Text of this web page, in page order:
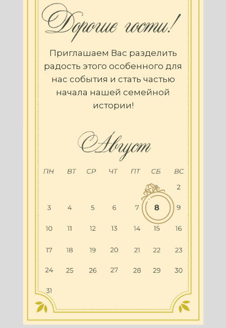
Приглашаем Вас разделить
радость этого особенного для
нас события и стать частью
начала нашей семейной
истории!